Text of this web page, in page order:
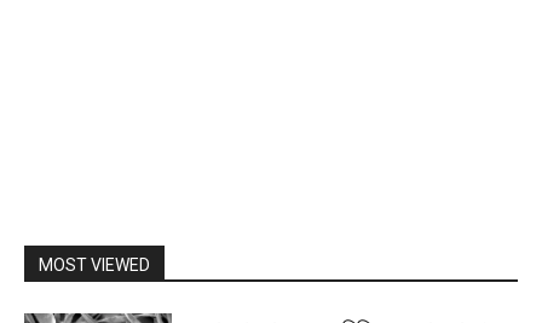
MOST VIEWED